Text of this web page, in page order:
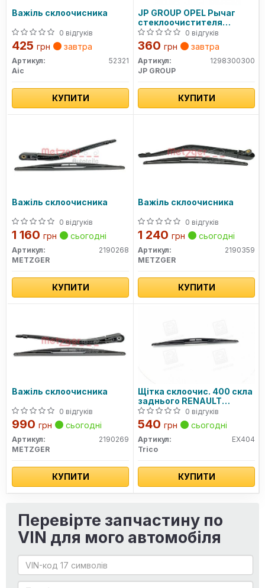
Важіль склоочисника
0 відгуків
425 грн завтра
Артикул:
52321
Aic
КУПИТИ
JP GROUP OPEL Рычаг
стеклоочистителя
задний Astra G хетчбек
0 відгуків
360 грн завтра
Артикул:
1298300300
JP GROUP
КУПИТИ
Важіль склоочисника
0 відгуків
1 160 грн сьогодні
Артикул:
2190268
METZGER
КУПИТИ
Важіль склоочисника
0 відгуків
1 240 грн сьогодні
Артикул:
2190359
METZGER
КУПИТИ
Важіль склоочисника
0 відгуків
990 грн сьогодні
Артикул:
2190269
METZGER
КУПИТИ
Щітка склоочис. 400 скла
заднього RENAULT
SANDERO, CLIO, KANGOO
TRICOFIT (вир-во Trico)
0 відгуків
540 грн сьогодні
Артикул:
EX404
Trico
КУПИТИ
Перевірте запчастину по
VIN для мого автомобіля